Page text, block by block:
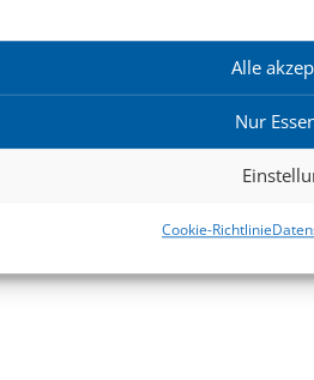
Alle
Nur
Cookie-Richtlinie